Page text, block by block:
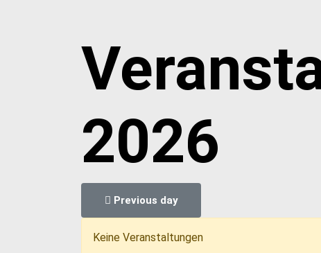
2026
Previous day
Keine Veranstaltungen